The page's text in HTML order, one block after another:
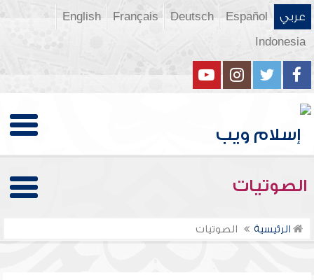
عربي Español
Deutsch
Français
English
Indonesia
الصوتيات
الرئيسية الصوتيات